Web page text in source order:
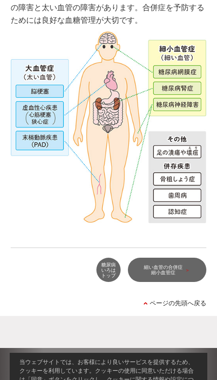
の障害と太い血管の障害があります。合併症を予防する
ためには良好な血糖管理が大切です。
糖尿病
いろは
トップ
細い血管の合併症
細小血管症
ページの先頭へ戻る
当ウェブサイトでは、お客様により良いサービスを提供するため、
クッキーを利用しています。クッキーの使用に同意いただける場合